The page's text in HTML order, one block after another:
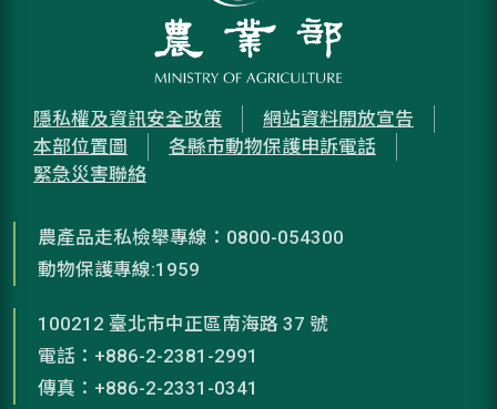
隱私權及資訊安全政策
網站資料開放宣告
本部位置圖
各縣市動物保護申訴電話
緊急災害聯絡
農產品走私檢舉專線：0800-054300
動物保護專線:1959
100212 臺北市中正區南海路 37 號
電話：+886-2-2381-2991
傳真：+886-2-2331-0341